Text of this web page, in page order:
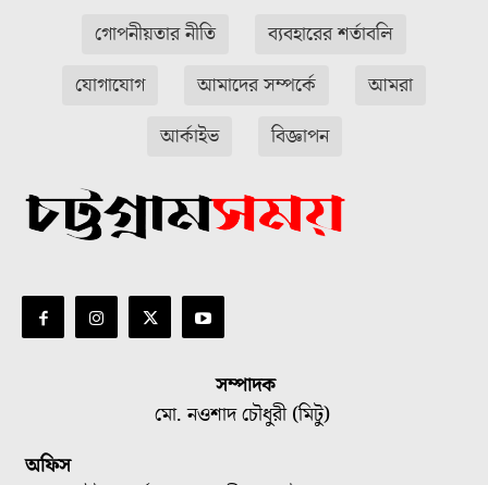
গোপনীয়তার নীতি
ব্যবহারের শর্তাবলি
যোগাযোগ
আমাদের সম্পর্কে
আমরা
আর্কাইভ
বিজ্ঞাপন
সম্পাদক
মো. নওশাদ চৌধুরী (মিটু)
অফিস